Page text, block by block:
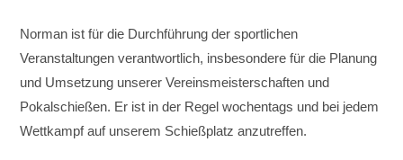
Norman ist für die Durchführung der sportlichen
Veranstaltungen verantwortlich, insbesondere für die Planung
und Umsetzung unserer Vereinsmeisterschaften und
Pokalschießen. Er ist in der Regel wochentags und bei jedem
Wettkampf auf unserem Schießplatz anzutreffen.